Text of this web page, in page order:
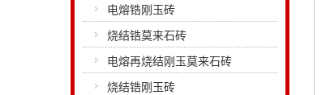
电熔锆刚玉砖
烧结锆莫来石砖
电熔再烧结刚玉莫来石砖
烧结锆刚玉砖